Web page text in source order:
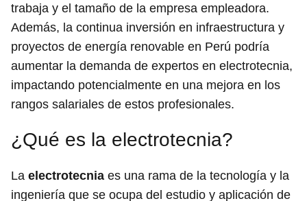
trabaja y el tamaño de la empresa empleadora.
Además, la continua inversión en infraestructura y
proyectos de energía renovable en Perú podría
aumentar la demanda de expertos en electrotecnia,
impactando potencialmente en una mejora en los
rangos salariales de estos profesionales.
¿Qué es la electrotecnia?
La electrotecnia es una rama de la tecnología y la
ingeniería que se ocupa del estudio y aplicación de